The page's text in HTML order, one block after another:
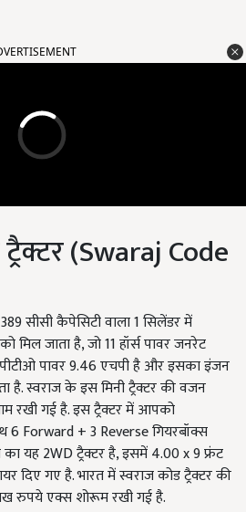
(Swaraj Code
सीसी कैपेसिटी वाला 1 सिलेंडर में
जाता है, जो 11 हॉर्स पावर जनरेट
पावर 9.46 एचपी है और इसका इंजन
है. स्वराज के इस मिनी ट्रैक्टर की वजन
रखी गई है. इस ट्रैक्टर में आपको
6 Forward + 3 Reverse गियरबॉक्स
यह 2WD ट्रैक्टर है, इसमें 4.00 x 9 फ्रंट
दिए गए है. भारत में स्वराज कोड ट्रैक्टर की
रुपये एक्स शोरूम रखी गई है.